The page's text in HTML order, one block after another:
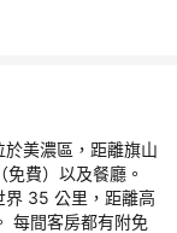
美濃區，距離旗山
費）以及餐廳。
界 35 公里，距離高
每間客房都有附免